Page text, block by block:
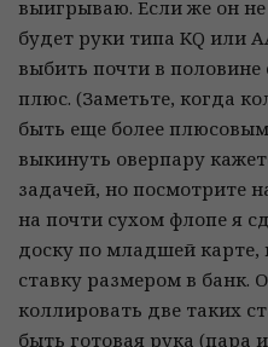
выигрываю. Если же он
будет руки типа KQ или
выбить почти в
плюс. (Заметьте, когда
быть еще более
выкинуть оверпару
задачей, но посмотрите
на почти сухом флопе я
доску по младшей карте,
ставку размером в банк.
коллировать две таких
быть готовая рука (пара